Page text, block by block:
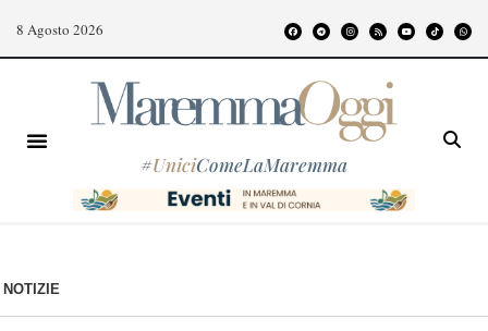
8 Agosto 2026
#UniciComeLaMaremma
NOTIZIE